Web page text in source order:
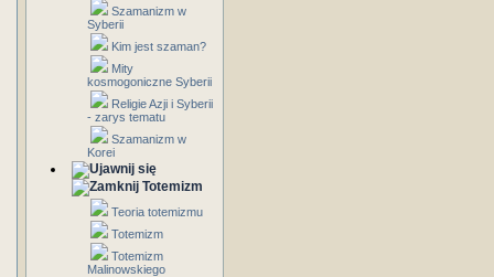
Szamanizm w
Syberii
Kim jest szaman?
Mity
kosmogoniczne Syberii
Religie Azji i Syberii
- zarys tematu
Szamanizm w
Korei
Totemizm
Teoria totemizmu
Totemizm
Totemizm
Malinowskiego